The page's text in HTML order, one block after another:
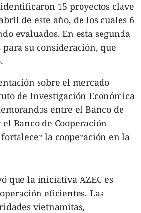
15 proyectos clave
de este año, de los cuales 6
evaluados. En esta segunda
su consideración, que
sobre el mercado
de Investigación Económica
entre el Banco de
Banco de Cooperación
la cooperación en la
que la iniciativa AZEC es
eficientes. Las
vietnamitas,